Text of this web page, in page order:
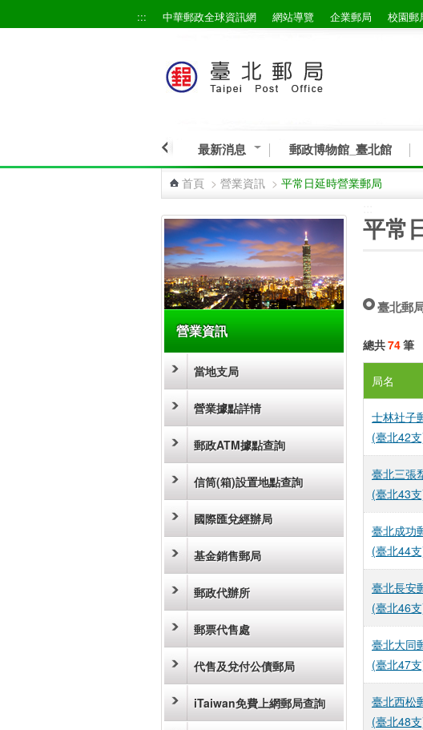
::: 中華郵政全球資訊網 網站導覽 企業郵局 校園郵
最新消息 郵政博物館_臺北館
首頁 > 營業資訊 > 平常日延時營業郵局
營業資訊
當地支局
營業據點詳情
郵政ATM據點查詢
信筒(箱)設置地點查詢
國際匯兌經辦局
基金銷售郵局
郵政代辦所
郵票代售處
代售及兌付公債郵局
iTaiwan免費上網郵局查詢
平常
臺北郵
總共74筆
局名
士林社子
(臺北42
臺北三張
(臺北43
臺北成功
(臺北44
臺北長安
(臺北46
臺北大同
(臺北47
臺北西松
(臺北48